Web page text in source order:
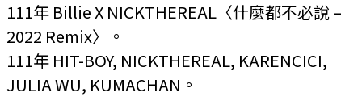
111年 Billie X NICKTHEREAL〈什麼都不必說 –
2022 Remix〉。
111年 HIT-BOY, NICKTHEREAL, KARENCICI,
JULIA WU, KUMACHAN。